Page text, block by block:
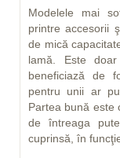
Modelele mai
printre accesorii
de mică
lamă. Este
beneficiază de
pentru unii ar
Partea bună este
de întreaga
cuprinsă, în